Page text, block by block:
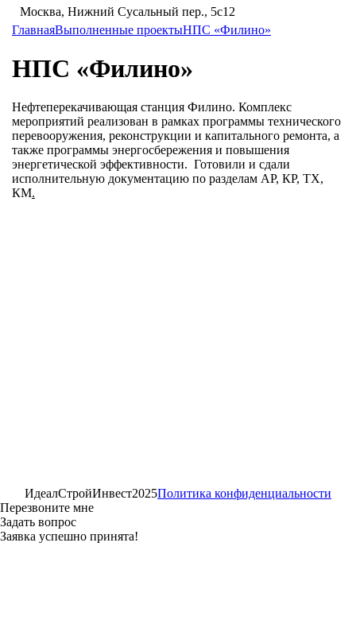
Москва, Нижний Сусальный пер., 5c12
ГлавнаяВыполненные проектыНПС «Филино»
НПС «Филино»
Нефтеперекачивающая станция Филино. Комплекс
мероприятий реализован в рамках программы технического
перевооружения, реконструкции и капитального ремонта, а
также программы энергосбережения и повышения
энергетической эффективности. Готовили и сдали
исполнительную документацию по разделам АР, КР, ТХ,
КМ.
ИдеалСтройИнвест2025Политика конфиденциальности
Перезвоните мне
Задать вопрос
Заявка успешно принята!